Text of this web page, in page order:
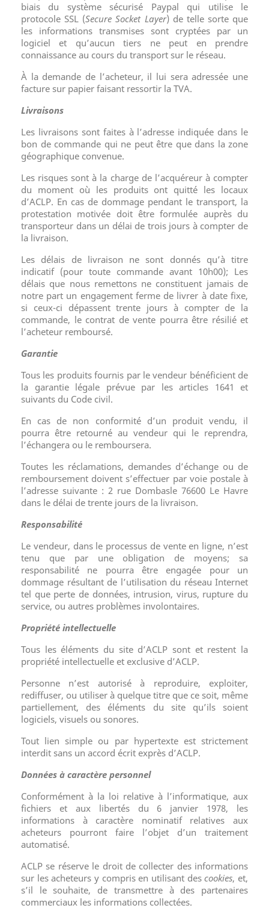
biais du système sécurisé Paypal qui utilise le
protocole SSL (Secure Socket Layer) de telle sorte que
les informations transmises sont cryptées par un
logiciel et qu’aucun tiers ne peut en prendre
connaissance au cours du transport sur le réseau.
À la demande de l’acheteur, il lui sera adressée une
facture sur papier faisant ressortir la TVA.
Livraisons
Les livraisons sont faites à l’adresse indiquée dans le
bon de commande qui ne peut être que dans la zone
géographique convenue.
Les risques sont à la charge de l’acquéreur à compter
du moment où les produits ont quitté les locaux
d’ACLP. En cas de dommage pendant le transport, la
protestation motivée doit être formulée auprès du
transporteur dans un délai de trois jours à compter de
la livraison.
Les délais de livraison ne sont donnés qu’à titre
indicatif (pour toute commande avant 10h00); Les
délais que nous remettons ne constituent jamais de
notre part un engagement ferme de livrer à date fixe,
si ceux-ci dépassent trente jours à compter de la
commande, le contrat de vente pourra être résilié et
l’acheteur remboursé.
Garantie
Tous les produits fournis par le vendeur bénéficient de
la garantie légale prévue par les articles 1641 et
suivants du Code civil.
En cas de non conformité d’un produit vendu, il
pourra être retourné au vendeur qui le reprendra,
l’échangera ou le remboursera.
Toutes les réclamations, demandes d’échange ou de
remboursement doivent s’effectuer par voie postale à
l’adresse suivante : 2 rue Dombasle 76600 Le Havre
dans le délai de trente jours de la livraison.
Responsabilité
Le vendeur, dans le processus de vente en ligne, n’est
tenu que par une obligation de moyens; sa
responsabilité ne pourra être engagée pour un
dommage résultant de l’utilisation du réseau Internet
tel que perte de données, intrusion, virus, rupture du
service, ou autres problèmes involontaires.
Propriété intellectuelle
Tous les éléments du site d’ACLP sont et restent la
propriété intellectuelle et exclusive d’ACLP.
Personne n’est autorisé à reproduire, exploiter,
rediffuser, ou utiliser à quelque titre que ce soit, même
partiellement, des éléments du site qu’ils soient
logiciels, visuels ou sonores.
Tout lien simple ou par hypertexte est strictement
interdit sans un accord écrit exprès d’ACLP.
Données à caractère personnel
Conformément à la loi relative à l’informatique, aux
fichiers et aux libertés du 6 janvier 1978, les
informations à caractère nominatif relatives aux
acheteurs pourront faire l’objet d’un traitement
automatisé.
ACLP se réserve le droit de collecter des informations
sur les acheteurs y compris en utilisant descookies, et,
s’il le souhaite, de transmettre à des partenaires
commerciaux les informations collectées.